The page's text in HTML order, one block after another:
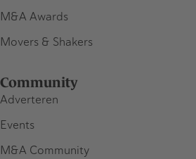
M&A Awards
Movers & Shakers
Community
Adverteren
Events
M&A Community